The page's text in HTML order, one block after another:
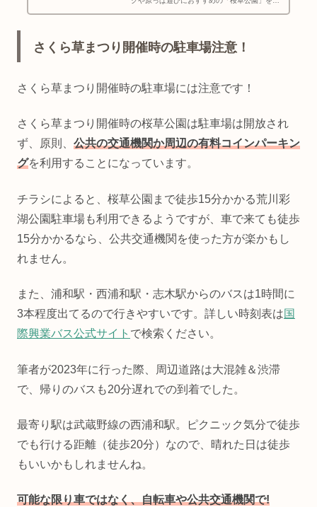
さくら草まつり開催時の駐車場注意！
さくら草まつり開催時の駐車場には注意です！
さくら草まつり開催時の桜草公園は駐車場は開放され
ず、原則、 公共の交通機関か周辺の有料コインパーキン
グを利用することになっています。
チラシによると、桜草公園まで徒歩15分かかる荒川彩
湖公園駐車場も利用できるようですが、車で来ても徒歩
15分かかるなら、公共交通機関を使った方が楽かもし
れません。
また、浦和駅・西浦和駅・志木駅からのバスは1時間に
3本程度出てるので行きやすいです。詳しい時刻表は国
際興業バス公式サイト で検索ください。
筆者が2023年に行った際、周辺道路は大混雑＆渋滞
で、帰りのバスも20分遅れでの到着でした。
最寄り駅は武蔵野線の西浦和駅。ピクニック気分で徒歩
でも行ける距離（徒歩20分）なので、晴れた日は徒歩
もいいかもしれませんね。
可能な限り車ではなく、自転車や公共交通機関で!